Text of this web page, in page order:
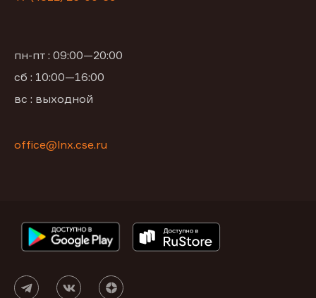
пн-пт : 09:00—20:00
сб : 10:00—16:00
вс : выходной
office@lnx.cse.ru